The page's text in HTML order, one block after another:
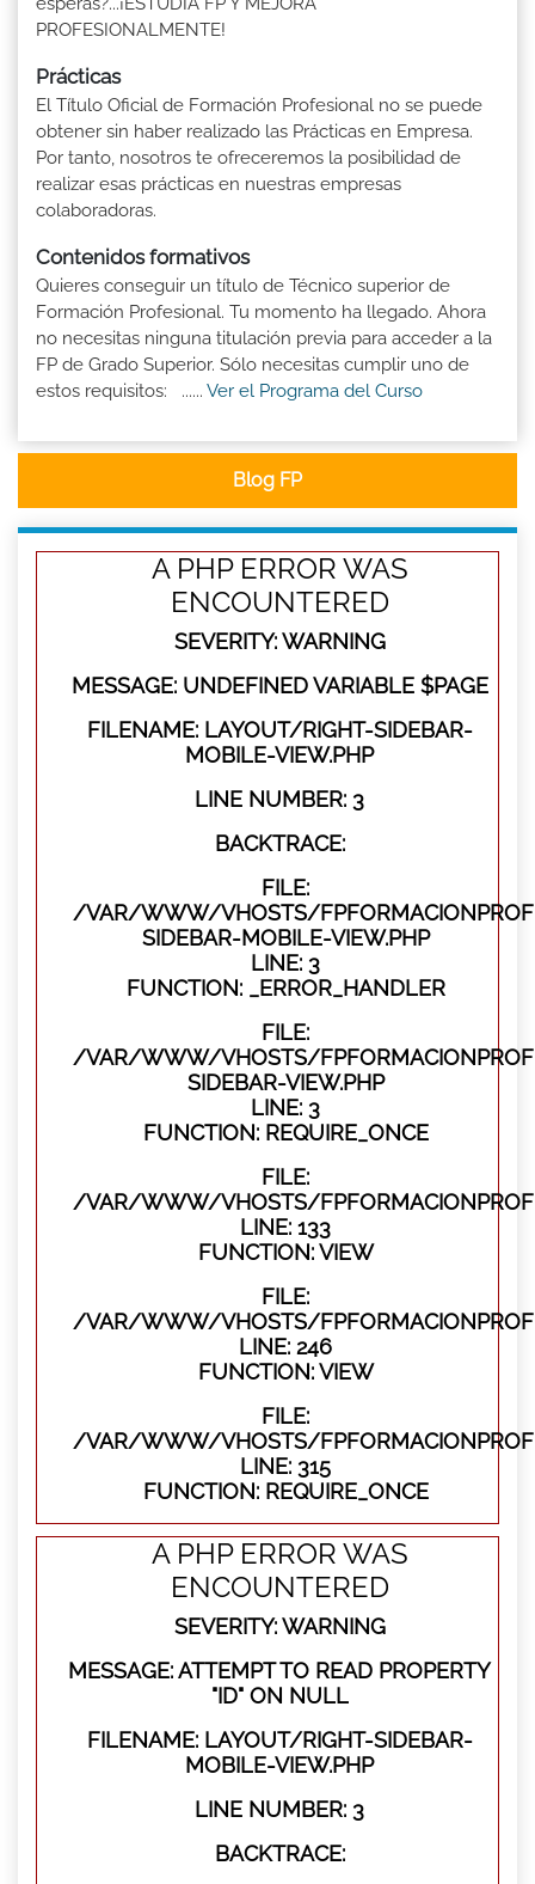
PROFESIONALMENTE!
Prácticas
El Título Oficial de Formación Profesional no se puede
obtener sin haber realizado las Prácticas en Empresa.
Por tanto, nosotros te ofreceremos la posibilidad de
realizar esas prácticas en nuestras empresas
colaboradoras.
Contenidos formativos
Quieres conseguir un título de Técnico superior de
Formación Profesional. Tu momento ha llegado. Ahora
no necesitas ninguna titulación previa para acceder a la
FP de Grado Superior. Sólo necesitas cumplir uno de
estos requisitos: ...... Ver el Programa del Curso
Blog FP
A PHP ERROR WAS
ENCOUNTERED
SEVERITY: WARNING
MESSAGE: UNDEFINED VARIABLE $PAGE
FILENAME: LAYOUT/RIGHT-SIDEBAR-
MOBILE-VIEW.PHP
LINE NUMBER: 3
BACKTRACE:
FILE:
/VAR/WWW/VHOSTS/
SIDEBAR-MOBILE-VIEW.PHP
LINE: 3
FUNCTION: _ERROR_HANDLER
FILE:
/VAR/WWW/VHOSTS/
SIDEBAR-VIEW.PHP
LINE: 3
FUNCTION: REQUIRE_ONCE
FILE:
/VAR/WWW/VHOSTS/
LINE: 133
FUNCTION: VIEW
FILE:
/VAR/WWW/VHOSTS/
LINE: 246
FUNCTION: VIEW
FILE:
/VAR/WWW/VHOSTS/
LINE: 315
FUNCTION: REQUIRE_ONCE
A PHP ERROR WAS
ENCOUNTERED
SEVERITY: WARNING
MESSAGE: ATTEMPT TO READ PROPERTY
"ID" ON NULL
FILENAME: LAYOUT/RIGHT-SIDEBAR-
MOBILE-VIEW.PHP
LINE NUMBER: 3
BACKTRACE: